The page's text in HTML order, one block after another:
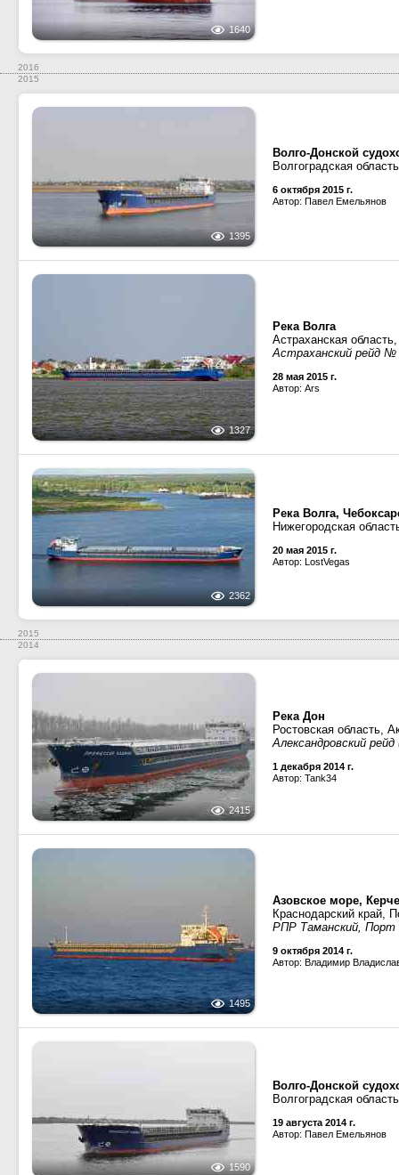
1640
2016
2015
1395
Волго-Донской
Волгоградская область
6 октября 2015 г.
Автор: Павел Емельянов
1327
Река Волга
Астраханская
Астраханский рейд №
28 мая 2015 г.
Автор: Ars
2362
Река Волга,
Нижегородская
20 мая 2015 г.
Автор: LostVegas
2015
2014
2415
Река Дон
Ростовская область,
Александровский
1 декабря 2014 г.
Автор: Tank34
1495
Азовское море,
Краснодарский край,
РПР Таманский, Порт
9 октября 2014 г.
Автор: Владимир
1590
Волго-Донской
Волгоградская область
19 августа 2014 г.
Автор: Павел Емельянов